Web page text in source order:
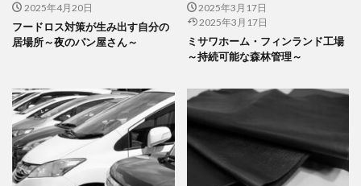
2025年4月20日
フードロス対策が生み出す自分の
居場所～夜のパン屋さん～
2025年3月17日
2025年3月17日
ミサワホーム・フィンランド工場
～持続可能な森林管理～